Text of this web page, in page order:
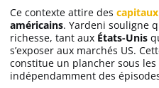
Ce contexte attire des
américains. Yardeni souligne
richesse, tant aux États-Unis
s’exposer aux marchés US.
constitue un plancher sous
indépendamment des